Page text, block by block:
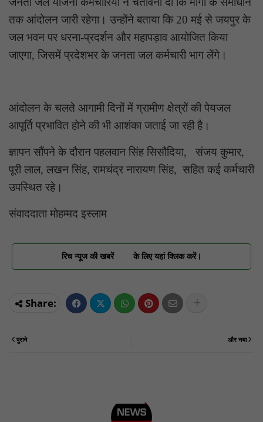
तक आंदोलन जारी रहेगा। उन्होंने बताया कि 20 मई से जयपुर के
जल भवन पर धरना-प्रदर्शन और महापड़ाव आयोजित किया
जाएगा, जिसमें प्रदेशभर के जनता जल कर्मचारी भाग लेंगे।
आंदोलन के चलते आगामी दिनों में ग्रामीण क्षेत्रों की पेयजल
आपूर्ति प्रभावित होने की भी आशंका जताई जा रही है।
ज्ञापन सौंपने के दौरान पहलवान सिंह सिसौदिया, संजय कुमार,
पूरी लाल, लखन सिंह, रामचंद्र नारायण सिंह, सहित कई कर्मचारी
उपस्थित रहे।
संवाददाता मोहम्मद इस्लाम
रिच न्यूज की खबरें के लिए यहां क्लिक करें।
और नया
पुराने